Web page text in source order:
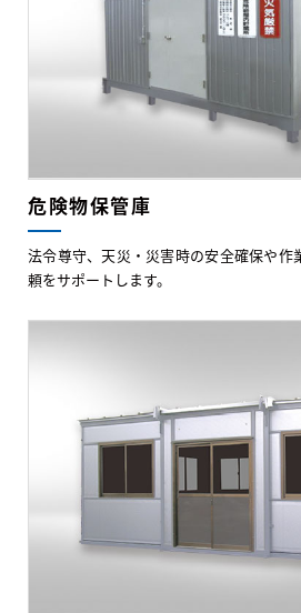
危険物保管庫
法令尊守、天災・災害時の安全確保や作
頼をサポートします。